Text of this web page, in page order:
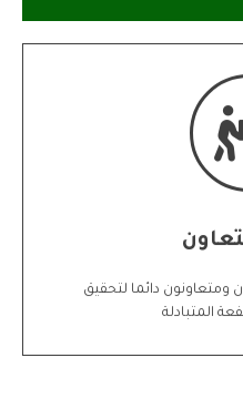
دائما لتحقيق
المتبادلة